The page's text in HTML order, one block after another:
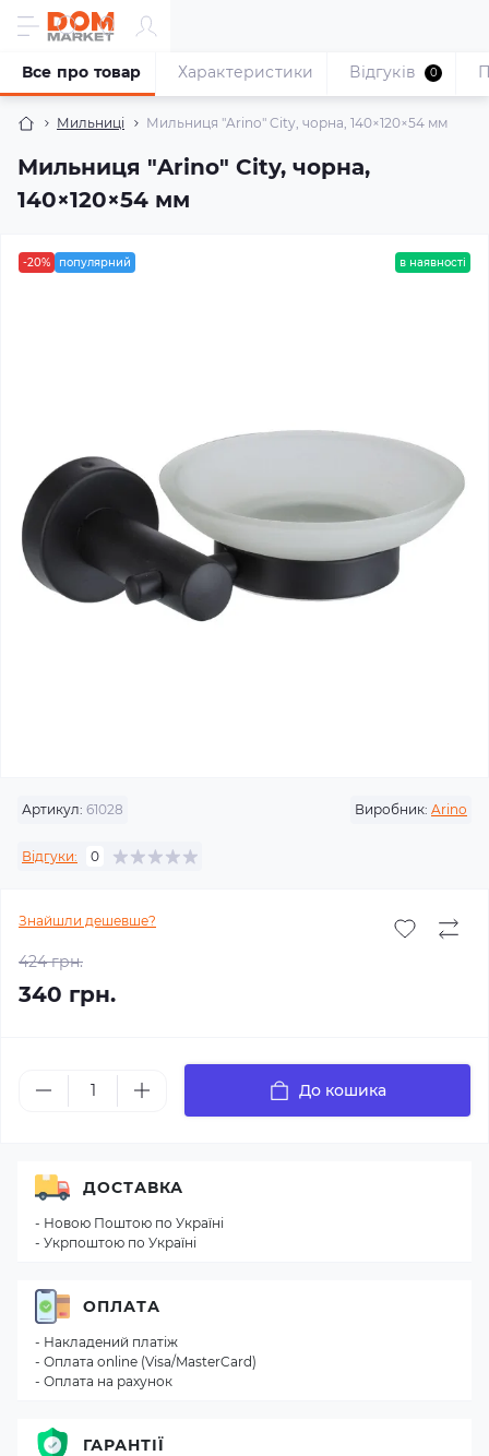
Мильниці Мильниця "Arino" City, чорна, 140×120×54 мм
Мильниця "Arino" City, чорна,
140×120×54 мм
Все про товар Характеристики Відгуків 0
-20% популярний в наявності
Артикул: 61028 Виробник: Arino
Відгуки: 0
Знайшли дешевше?
424 грн.
340 грн.
До кошика
ДОСТАВКА
- Новою Поштою по Україні
- Укрпоштою по Україні
ОПЛАТА
- Накладений платіж
- Оплата online (Visa/MasterCard)
- Оплата на рахунок
ГАРАНТІЇ